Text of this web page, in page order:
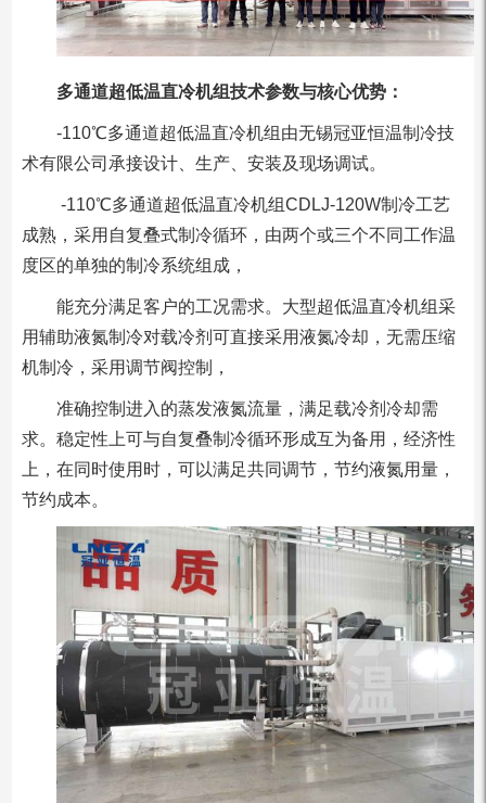
多通道超低温直冷机组技术参数与核心优势：
-110℃多通道超低温直冷机组由无锡冠亚恒温制冷技
术有限公司承接设计、生产、安装及现场调试。
-110℃多通道超低温直冷机组CDLJ-120W制冷工艺
成熟，采用自复叠式制冷循环，由两个或三个不同工作温
度区的单独的制冷系统组成，
能充分满足客户的工况需求。大型超低温直冷机组采
用辅助液氮制冷对载冷剂可直接采用液氮冷却，无需压缩
机制冷，采用调节阀控制，
准确控制进入的蒸发液氮流量，满足载冷剂冷却需
求。稳定性上可与自复叠制冷循环形成互为备用，经济性
上，在同时使用时，可以满足共同调节，节约液氮用量，
节约成本。